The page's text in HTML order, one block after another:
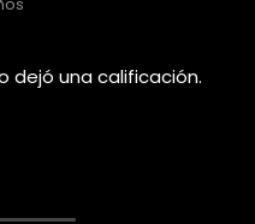
calificación.